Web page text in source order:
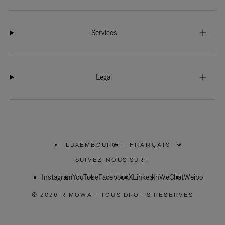
Services
Legal
LUXEMBOURG
SÉLECTIONNEZ
VOTRE
|
SUIVEZ-NOUS SUR :
InstagramYouTubeFacebookXLinkedInWeChatWeibo
© 2026 RIMOWA - TOUS DROITS RÉSERVÉS